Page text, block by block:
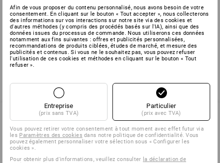
Vous avez déjà consulté 3 articles sur un total de 3 articles.
SERVICE 02 400 16 43
Afin de vous proposer du contenu personnalisé, nous avons besoin de votre
consentement. En cliquant sur le bouton « Tout accepter », nous collecterons
des informations sur vos interactions sur notre site via des cookies et
d'autres méthodes (y compris des procédés basés sur l'IA), ainsi que des
données issues du processus de commande. Nous utiliserons ces données
notamment aux fins suivantes : offres et publicités personnalisées,
recommandations de produits ciblées, études de marché, et mesure des
publicités et contenus. Si vous ne le souhaitez pas, vous pouvez refuser
l'utilisation de ces cookies et méthodes en cliquant sur le bouton « Tout
refuser ».
Entreprise
(prix sans TVA)
Particulier
(prix avec TVA)
Vous pouvez retirer votre consentement à tout moment avec effet futur via
les Paramètres des cookies dans notre politique de confidentialité. Vous
pouvez également personnaliser votre sélection sous « Configurer les
cookies ».
Pour obtenir plus d'informations, veuillez consulter la déclaration de